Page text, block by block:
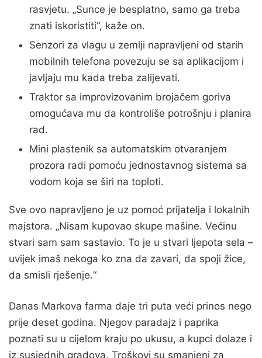
rasvjetu. „Sunce je besplatno, samo ga treba
znati iskoristiti“, kaže on.
Senzori za vlagu u zemlji napravljeni od starih
mobilnih telefona povezuju se sa aplikacijom i
javljaju mu kada treba zalijevati.
Traktor sa improvizovanim brojačem goriva
omogućava mu da kontroliše potrošnju i planira
rad.
Mini plastenik sa automatskim otvaranjem
prozora radi pomoću jednostavnog sistema sa
vodom koja se širi na toploti.
Sve ovo napravljeno je uz pomoć prijatelja i lokalnih
majstora. „Nisam kupovao skupe mašine. Većinu
stvari sam sam sastavio. To je u stvari ljepota sela –
uvijek imaš nekoga ko zna da zavari, da spoji žice,
da smisli rješenje.“
Danas Markova farma daje tri puta veći prinos nego
prije deset godina. Njegov paradajz i paprika
poznati su u cijelom kraju po ukusu, a kupci dolaze i
iz susjednih gradova. Troškovi su smanjeni za